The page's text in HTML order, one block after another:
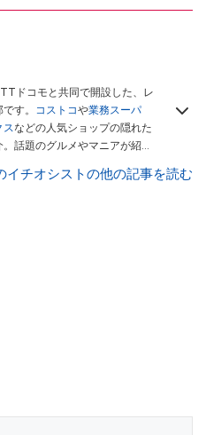
ドコモと共同で開設した、レ
す。 コストコや業務スーパ
スなどの人気ショップの隠れた
話題のグルメやマニアが紹介
ビューしています。毎日トレン
イチオシストの他の記事を読む